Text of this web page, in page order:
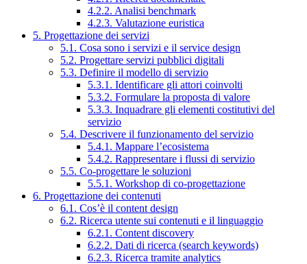
4.2.2. Analisi benchmark
4.2.3. Valutazione euristica
5. Progettazione dei servizi
5.1. Cosa sono i servizi e il service design
5.2. Progettare servizi pubblici digitali
5.3. Definire il modello di servizio
5.3.1. Identificare gli attori coinvolti
5.3.2. Formulare la proposta di valore
5.3.3. Inquadrare gli elementi costitutivi del
servizio
5.4. Descrivere il funzionamento del servizio
5.4.1. Mappare l’ecosistema
5.4.2. Rappresentare i flussi di servizio
5.5. Co-progettare le soluzioni
5.5.1. Workshop di co-progettazione
6. Progettazione dei contenuti
6.1. Cos’è il content design
6.2. Ricerca utente sui contenuti e il linguaggio
6.2.1. Content discovery
6.2.2. Dati di ricerca (search keywords)
6.2.3. Ricerca tramite analytics